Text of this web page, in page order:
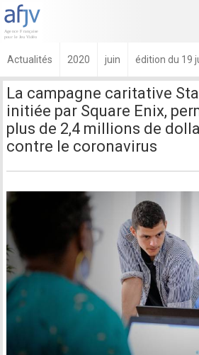
Actualités 2020 juin édition du 19
La campagne caritative
initiée par Square Enix,
plus de 2,4 millions de
contre le coronavirus